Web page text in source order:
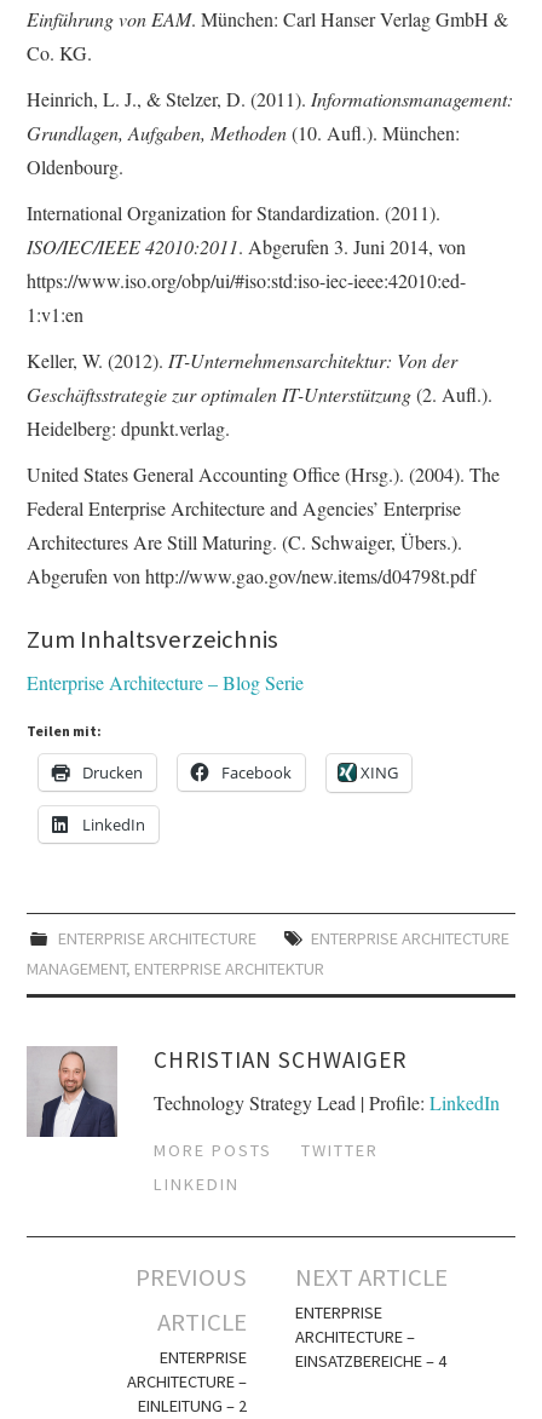
Einführung von EAM. München: Carl Hanser Verlag GmbH &
Co. KG.
Heinrich, L. J., & Stelzer, D. (2011). Informationsmanagement:
Grundlagen, Aufgaben, Methoden(10. Aufl.). München:
Oldenbourg.
International Organization for Standardization. (2011).
ISO/IEC/IEEE 42010:2011. Abgerufen 3. Juni 2014, von
https://www.iso.org/obp/ui/#iso:std:iso-iec-ieee:42010:ed-
1:v1:en
Keller, W. (2012). IT-Unternehmensarchitektur: Von der
Geschäftsstrategie zur optimalen IT-Unterstützung(2. Aufl.).
Heidelberg: dpunkt.verlag.
United States General Accounting Office (Hrsg.). (2004). The
Federal Enterprise Architecture and Agencies’ Enterprise
Architectures Are Still Maturing. (C. Schwaiger, Übers.).
Abgerufen von http://www.gao.gov/new.items/d04798t.pdf
Zum Inhaltsverzeichnis
Enterprise Architecture – Blog Serie
Teilen mit:
Drucken Facebook XING
LinkedIn
ENTERPRISE ARCHITECTURE
ENTERPRISE ARCHITECTURE
MANAGEMENT, ENTERPRISE ARCHITEKTUR
CHRISTIAN SCHWAIGER
Technology Strategy Lead | Profile:LinkedIn
MORE POSTS
TWITTER
LINKEDIN
Navigation
PREVIOUS
ARTICLE
ENTERPRISE
ARCHITECTURE –
EINLEITUNG – 2
NEXT ARTICLE
ENTERPRISE
ARCHITECTURE –
EINSATZBEREICHE – 4